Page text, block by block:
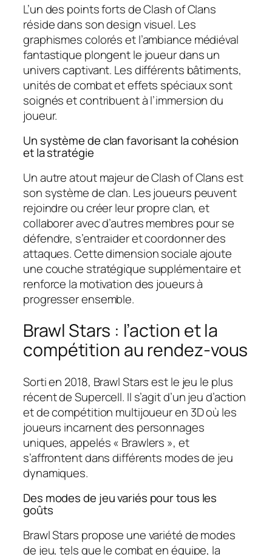
L’un des points forts de Clash of Clans
réside dans son design visuel. Les
graphismes colorés et l’ambiance médiéval
fantastique plongent le joueur dans un
univers captivant. Les différents bâtiments,
unités de combat et effets spéciaux sont
soignés et contribuent à l’immersion du
joueur.
Un système de clan favorisant la cohésion
et la stratégie
Un autre atout majeur de Clash of Clans est
son système de clan. Les joueurs peuvent
rejoindre ou créer leur propre clan, et
collaborer avec d’autres membres pour se
défendre, s’entraider et coordonner des
attaques. Cette dimension sociale ajoute
une couche stratégique supplémentaire et
renforce la motivation des joueurs à
progresser ensemble.
Brawl Stars : l’action et la
compétition au rendez-vous
Sorti en 2018, Brawl Stars est le jeu le plus
récent de Supercell. Il s’agit d’un jeu d’action
et de compétition multijoueur en 3D où les
joueurs incarnent des personnages
uniques, appelés « Brawlers », et
s’affrontent dans différents modes de jeu
dynamiques.
Des modes de jeu variés pour tous les
goûts
Brawl Stars propose une variété de modes
de jeu, tels que le combat en équipe, la